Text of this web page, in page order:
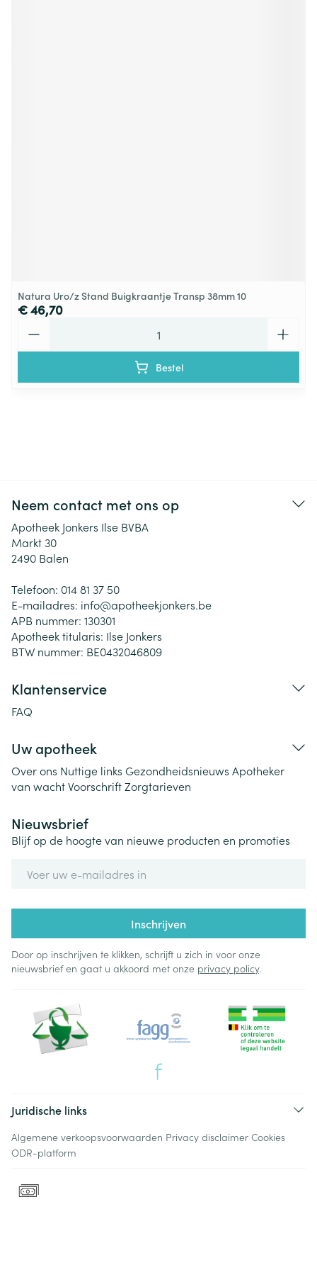
Natura Uro/z Stand Buigkraantje Transp 38mm 10
€ 46,70
Bestel
Neem contact met ons op
Apotheek Jonkers Ilse BVBA
Markt 30
2490 Balen
Telefoon: 014 81 37 50
E-mailadres: info@apotheekjonkers.be
APB nummer: 130301
Apotheek titularis: Ilse Jonkers
BTW nummer: BE0432046809
Klantenservice
FAQ
Uw apotheek
Over ons Nuttige links Gezondheidsnieuws Apotheker
van wachtVoorschriftZorgtarieven
Nieuwsbrief
Blijf op de hoogte van nieuwe producten en promoties
Inschrijven
Door op inschrijven te klikken, schrijft u zich in voor onze
nieuwsbrief en gaat u akkoord met onze privacy policy.
Juridische links
Algemene verkoopsvoorwaarden Privacy disclaimer Cookies
ODR-platform